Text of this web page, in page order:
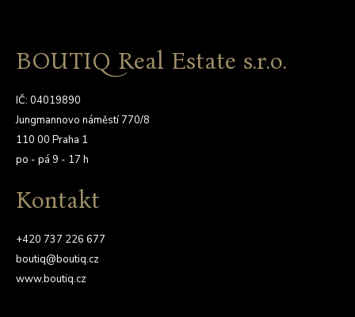
BOUTIQ Real Estate s.r.o.
IČ: 04019890
Jungmannovo náměstí 770/8
110 00 Praha 1
po - pá 9 - 17 h
Kontakt
+420 737 226 677
boutiq@boutiq.cz
www.boutiq.cz